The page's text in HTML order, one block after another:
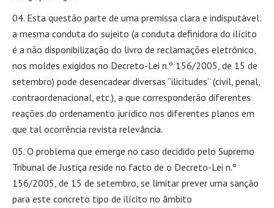
Esta questão parte de uma premissa clara e indisputável:
a mesma conduta do sujeito (a conduta definidora do ilícito
é a não disponibilização do livro de reclamações eletrónico,
nos moldes exigidos no Decreto-Lei n.º 156/2005, de 15 de
setembro) pode desencadear diversas “ilicitudes” (civil, penal,
contraordenacional, etc.), a que corresponderão diferentes
reações do ordenamento jurídico nos diferentes planos em
que tal ocorrência revista relevância.
O problema que emerge no caso decidido pelo Supremo
Tribunal de Justiça reside no facto de o Decreto-Lei n.º
156/2005, de 15 de setembro, se limitar prever uma sanção
para este concreto tipo de ilícito no âmbito